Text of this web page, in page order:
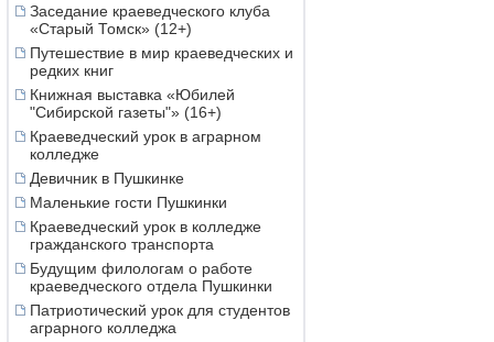
Заседание краеведческого клуба
«Старый Томск» (12+)
Путешествие в мир краеведческих и
редких книг
Книжная выставка «Юбилей
"Сибирской газеты"» (16+)
Краеведческий урок в аграрном
колледже
Девичник в Пушкинке
Маленькие гости Пушкинки
Краеведческий урок в колледже
гражданского транспорта
Будущим филологам о работе
краеведческого отдела Пушкинки
Патриотический урок для студентов
аграрного колледжа